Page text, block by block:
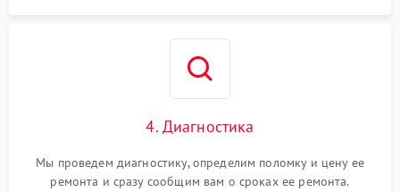
4. Диагностика
Мы проведем диагностику, определим поломку и цену ее
ремонта и сразу сообщим вам о сроках ее ремонта.